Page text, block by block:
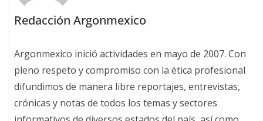
Redacción Argonmexico
Argonmexico inició actividades en mayo de 2007. Con
pleno respeto y compromiso con la ética profesional
difundimos de manera libre reportajes, entrevistas,
crónicas y notas de todos los temas y sectores